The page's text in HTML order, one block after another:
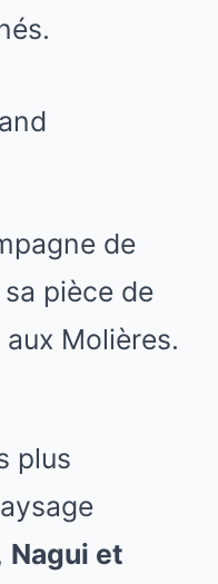
de
pièce de
Molières.
plus
Nagui et